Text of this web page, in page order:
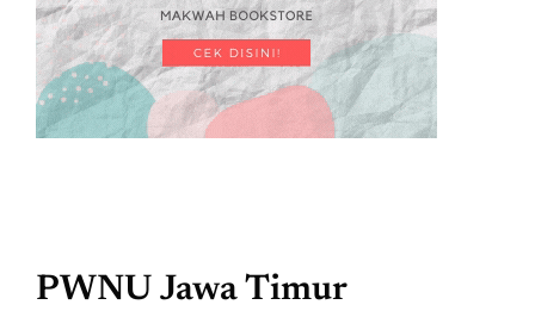
PWNU Jawa Timur